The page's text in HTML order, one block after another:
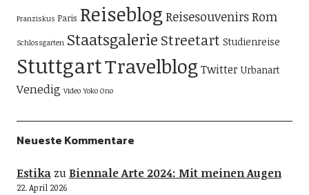
Franziskus Paris Reiseblog ReisesouvenirsRom
Schlossgarten Staatsgalerie Streetart Studienreise
StuttgartTravelblog Twitter Urbanart
Venedig Video Yoko Ono
Neueste Kommentare
Estikazu Biennale Arte 2024: Mit meinen Augen
22. April 2026